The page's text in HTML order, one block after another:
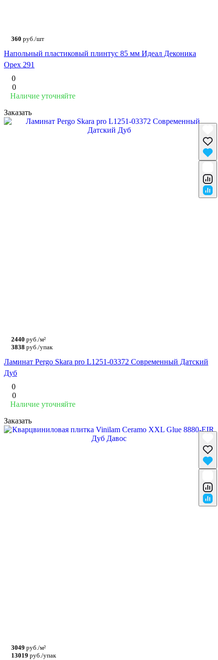
360 руб./шт
Напольный пластиковый плинтус 85 мм Идеал Деконика
Орех 291
0
0
Наличие уточняйте
Заказать
2440 руб./м²
3838 руб./упак
Ламинат Pergo Skara pro L1251-03372 Современный Датский
Дуб
0
0
Наличие уточняйте
Заказать
3049 руб./м²
13019 руб./упак